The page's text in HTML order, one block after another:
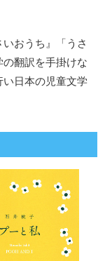
おうち』「うさ
翻訳を手掛けな
日本の児童文学